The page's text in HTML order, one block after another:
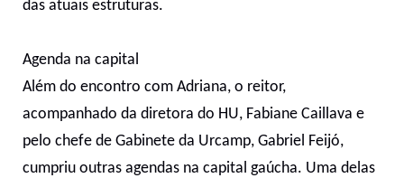
das atuais estruturas.
Agenda na capital
Além do encontro com Adriana, o reitor,
acompanhado da diretora do HU, Fabiane Caillava e
pelo chefe de Gabinete da Urcamp, Gabriel Feijó,
cumpriu outras agendas na capital gaúcha. Uma delas